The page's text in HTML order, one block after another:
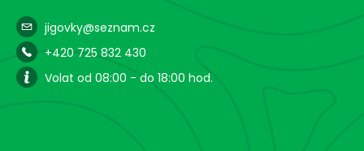
jigovky@seznam.cz
+420 725 832 430
Volat od 08:00 - do 18:00 hod.